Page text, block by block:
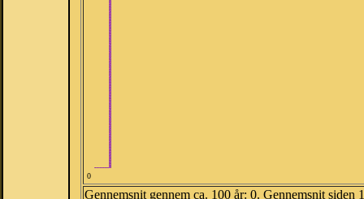
0
Gennemsnit gennem ca. 100 år: 0. Gennemsnit siden